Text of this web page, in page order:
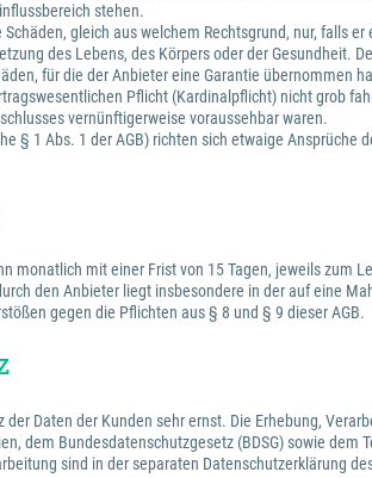
stehen.
gleich aus welchem Rechtsgrund, nur, falls
des Lebens, des Körpers oder der Gesundheit.
für die der Anbieter eine Garantie übernommen
Pflicht (Kardinalpflicht) nicht grob
vernünftigerweise voraussehbar waren.
§ 1 Abs. 1 der AGB) richten sich etwaige
monatlich mit einer Frist von 15 Tagen, jeweils zum
den Anbieter liegt insbesondere in der auf eine
gegen die Pflichten aus § 8 und § 9 dieser AGB.
der Daten der Kunden sehr ernst. Die Erhebung,
dem Bundesdatenschutzgesetz (BDSG) sowie dem
sind in der separaten Datenschutzerklärung